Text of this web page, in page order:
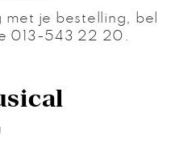
met je bestelling, bel
013-543 22 20.